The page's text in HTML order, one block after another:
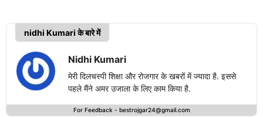
nidhi Kumari के बारे में
Nidhi Kumari
मेरी दिलचस्पी शिक्षा और रोजगार के खबरों में ज्यादा है. इससे
पहले मैंने अमर उजाला के लिए काम किया है.
For Feedback - bestrojgar24@gmail.com